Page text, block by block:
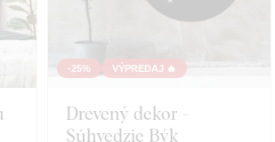
-25% VÝPREDAJ 🔥
Drevený dekor -
Súhvedzie Býk